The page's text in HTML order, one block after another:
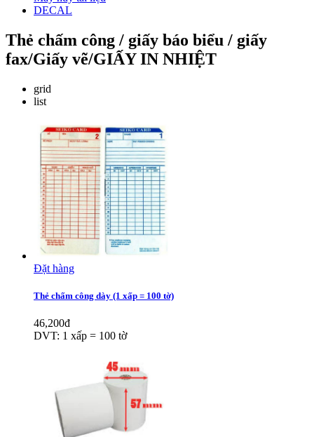
DECAL
Thẻ chấm công / giấy báo biểu / giấy
fax/Giấy vẽ/GIẤY IN NHIỆT
grid
list
Đặt hàng
Thẻ chấm công dày (1 xấp = 100 tờ)
46,200đ
DVT: 1 xấp = 100 tờ